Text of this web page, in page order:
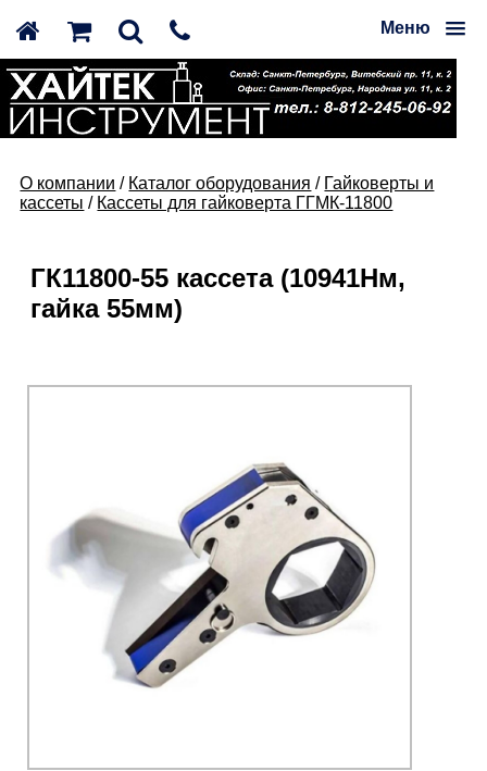
Меню
О компании / Каталог оборудования / Гайковерты и
кассеты / Кассеты для гайковерта ГГМК-11800
ГК11800-55 кассета (10941Нм,
гайка 55мм)